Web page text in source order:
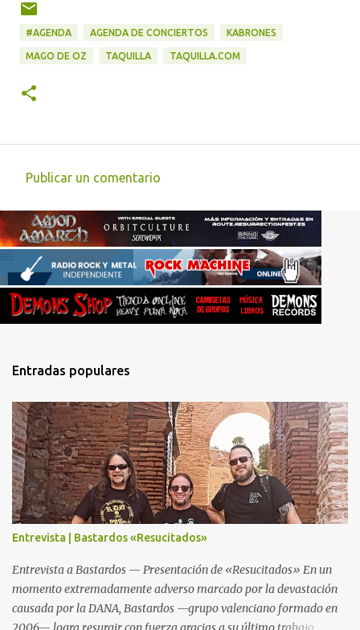
#AGENDA AGENDA DE CONCIERTOS KABRONES
MAGO DE OZ TAQUILLA TAQUILLA.COM
o
m
e
n
t
i
o
s
Publicar un comentario
Entradas populares
Entrevista | Bastardos «Resucitados»
Entrevista a Bastardos — Presentación de «Resucitados» En un
momento extremadamente adverso marcado por la devastación
causada por la DANA, Bastardos —grupo valenciano formado en